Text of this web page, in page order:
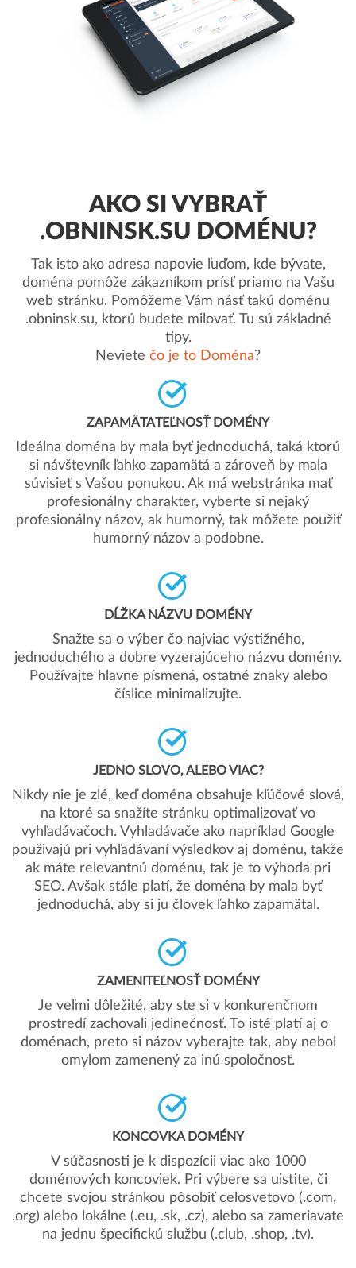
AKO SI VYBRAŤ
.OBNINSK.SU DOMÉNU?
Tak isto ako adresa napovie ľuďom, kde bývate,
doména pomôže zákazníkom prísť priamo na Vašu
web stránku. Pomôžeme Vám násť takú doménu
.obninsk.su, ktorú budete milovať. Tu sú základné
tipy.
Neviete čo je to Doména?
ZAPAMÄTATEĽNOSŤ DOMÉNY
Ideálna doména by mala byť jednoduchá, taká ktorú
si návštevník ľahko zapamätá a zároveň by mala
súvisieť s Vašou ponukou. Ak má webstránka mať
profesionálny charakter, vyberte si nejaký
profesionálny názov, ak humorný, tak môžete použiť
humorný názov a podobne.
DĹŽKA NÁZVU DOMÉNY
Snažte sa o výber čo najviac výstižného,
jednoduchého a dobre vyzerajúceho názvu domény.
Používajte hlavne písmená, ostatné znaky alebo
číslice minimalizujte.
JEDNO SLOVO, ALEBO VIAC?
Nikdy nie je zlé, keď doména obsahuje kľúčové slová,
na ktoré sa snažíte stránku optimalizovať vo
vyhľadávačoch. Vyhladávače ako napríklad Google
použivajú pri vyhľadávaní výsledkov aj doménu, takže
ak máte relevantnú doménu, tak je to výhoda pri
SEO. Avšak stále platí, že doména by mala byť
jednoduchá, aby si ju človek ľahko zapamätal.
ZAMENITEĽNOSŤ DOMÉNY
Je veľmi dôležité, aby ste si v konkurenčnom
prostredí zachovali jedinečnosť. To isté platí aj o
doménach, preto si názov vyberajte tak, aby nebol
omylom zamenený za inú spoločnosť.
KONCOVKA DOMÉNY
V súčasnosti je k dispozícii viac ako 1000
doménových koncoviek. Pri výbere sa uistite, či
chcete svojou stránkou pôsobiť celosvetovo (.com,
.org) alebo lokálne (.eu, .sk, .cz), alebo sa zameriavate
na jednu špecifickú službu (.club, .shop, .tv).